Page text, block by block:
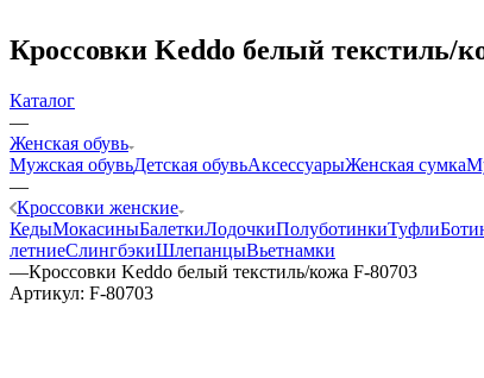
Кроссовки Keddo белый текстиль/
Каталог
—
Женская обувь
Мужская обувьДетская обувьАксессуарыЖенская сумка
—
Кроссовки женские
КедыМокасиныБалеткиЛодочкиПолуботинкиТуфли
летниеСлингбэкиШлепанцыВьетнамки
—Кроссовки Keddo белый текстиль/кожа F-80703
Артикул: F-80703